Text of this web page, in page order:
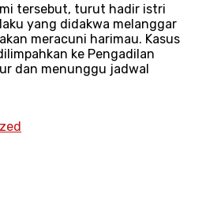
tersebut, turut hadir istri
yang didakwa melanggar
meracuni harimau. Kasus
ke Pengadilan
dan menunggu jadwal